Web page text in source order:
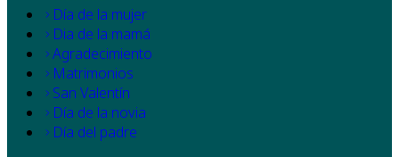
Día de la mujer
Dia de la mamá
Agradecimiento
Matrimonios
San Valentín
Día de la novia
Día del padre